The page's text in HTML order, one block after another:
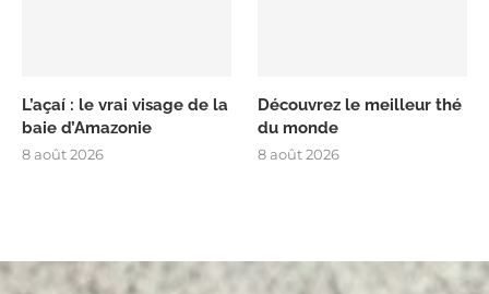
L’açaí : le vrai visage de la
baie d’Amazonie
8 août 2026
Découvrez le meilleur thé
du monde
8 août 2026